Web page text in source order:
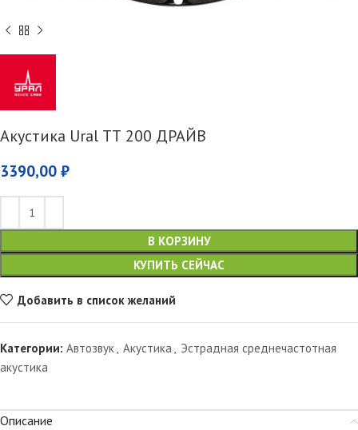
Акустика Ural ТТ 200 ДРАЙВ
3390,00 ₽
В КОРЗИНУ
КУПИТЬ СЕЙЧАС
Добавить в список желаний
Категории: Автозвук, Акустика , Эстрадная среднечастотная
акустика
Описание